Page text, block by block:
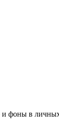
в личных